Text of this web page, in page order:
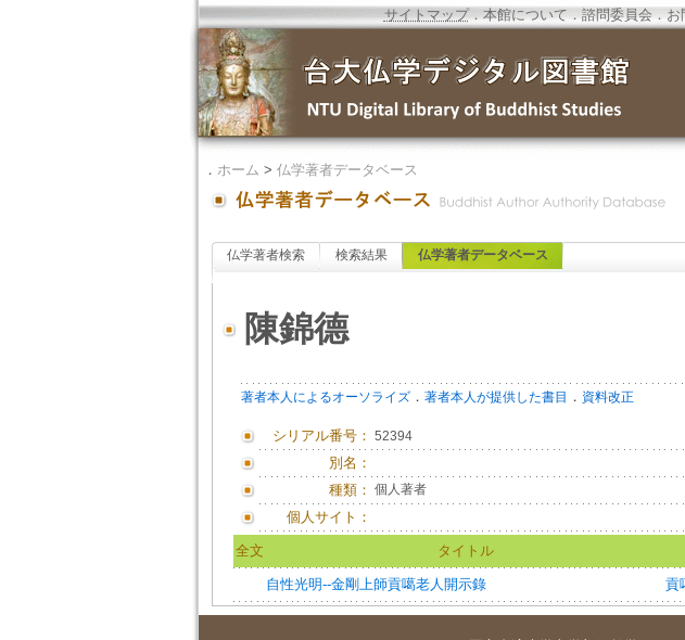
サイトマップ．本館について．諮問委員会． お
． ホーム > 仏学著者データベース
仏学著者検索 検索結果 仏学著者データベース
陳錦德
著者本人によるオーソライズ． 著者本人が提供した書目 ． 資料改正
シリアル番号： 52394
別名：
種類： 個人著者
個人サイト：
全文 タイトル
自性光明--金剛上師貢噶老人開示錄 貢